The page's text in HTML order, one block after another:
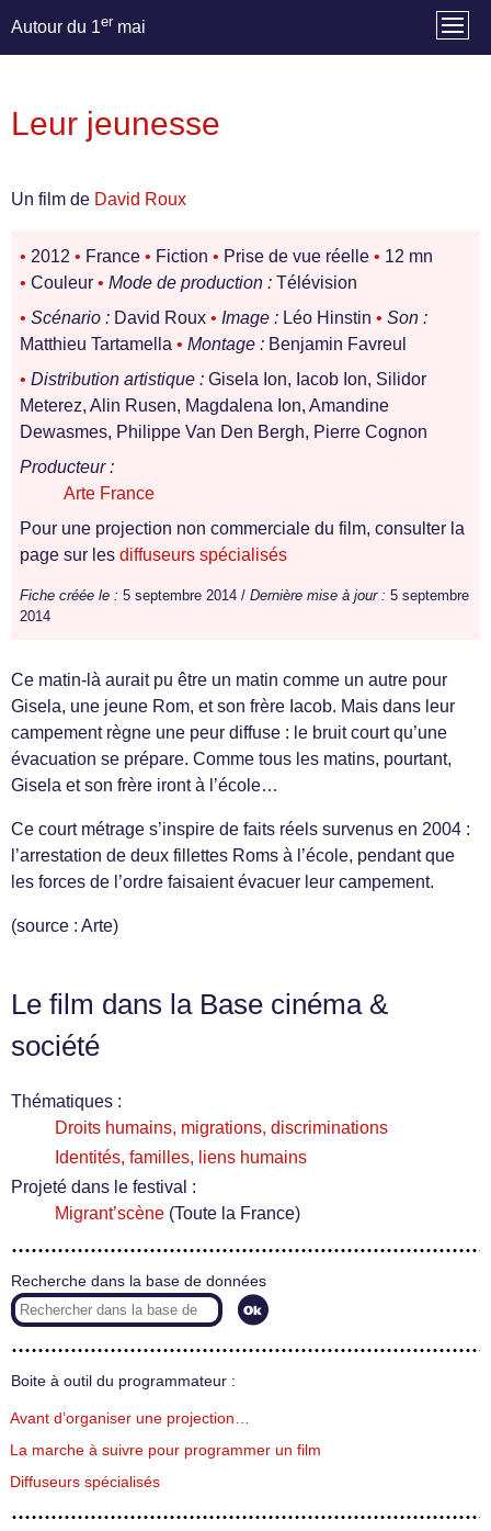
Autour du 1er mai
Leur jeunesse
Un film de David Roux
• 2012 • France • Fiction • Prise de vue réelle • 12 mn
• Couleur • Mode de production : Télévision
• Scénario : David Roux • Image : Léo Hinstin • Son :
Matthieu Tartamella • Montage : Benjamin Favreul
• Distribution artistique : Gisela Ion, Iacob Ion, Silidor
Meterez, Alin Rusen, Magdalena Ion, Amandine
Dewasmes, Philippe Van Den Bergh, Pierre Cognon
Producteur :
Arte France
Pour une projection non commerciale du film, consulter la
page sur les diffuseurs spécialisés
Fiche créée le : 5 septembre 2014 / Dernière mise à jour : 5 septembre
2014
Ce matin-là aurait pu être un matin comme un autre pour
Gisela, une jeune Rom, et son frère Iacob. Mais dans leur
campement règne une peur diffuse : le bruit court qu’une
évacuation se prépare. Comme tous les matins, pourtant,
Gisela et son frère iront à l’école…
Ce court métrage s’inspire de faits réels survenus en 2004 :
l’arrestation de deux fillettes Roms à l’école, pendant que
les forces de l’ordre faisaient évacuer leur campement.
(source : Arte)
Le film dans la Base cinéma &
société
Thématiques :
Droits humains, migrations, discriminations
Identités, familles, liens humains
Projeté dans le festival :
Migrant’scène (Toute la France)
Recherche dans la base de données
Boite à outil du programmateur :
Avant d’organiser une projection…
La marche à suivre pour programmer un film
Diffuseurs spécialisés